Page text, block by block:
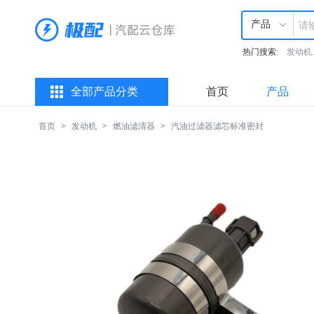
产品
热门搜索: 发动机
全部产品分类 首页 产品
首页 > 发动机 > 燃油滤清器 > 汽油过滤器滤芯标准密封